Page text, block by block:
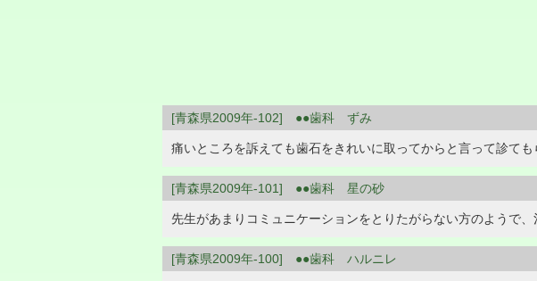
[青森県2009年-102] ●●歯科 ずみ
痛いところを訴えても歯石をきれいに取ってからと言って診ても
[青森県2009年-101] ●●歯科 星の砂
先生があまりコミュニケーションをとりたがらない方のようで
[青森県2009年-100] ●●歯科 ハルニレ